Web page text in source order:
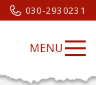
030-2930231
MENU